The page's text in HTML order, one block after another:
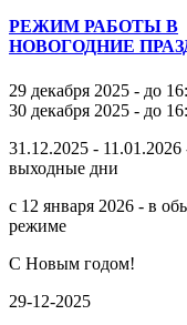
РЕЖИМ РАБОТЫ В
НОВОГОДНИЕ
29 декабря 2025 - до
30 декабря 2025 - до
31.12.2025 - 11.01.2026
выходные дни
с 12 января 2026 - в
режиме
С Новым годом!
29-12-2025